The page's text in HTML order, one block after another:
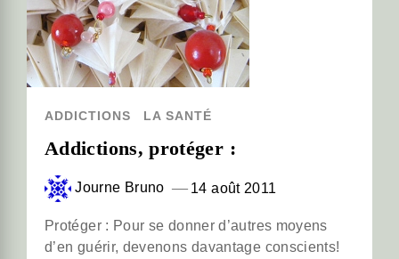
ADDICTIONS LA SANTÉ
Addictions, protéger :
Journe Bruno 14 août 2011
Protéger : Pour se donner d’autres moyens
d’en guérir, devenons davantage conscients!